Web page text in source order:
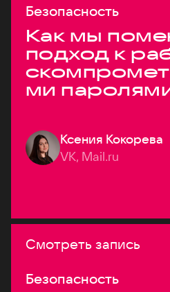
Безопасность
Как мы
подход к
ми
Ксения Кокорева
VK, Mail.ru
Смотреть запись
Безопасность